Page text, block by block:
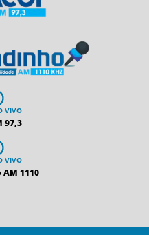
VIVO
97,3
VIVO
1110